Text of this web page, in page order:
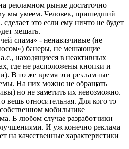
рынке достаточно
мы умеем. Человек, пришедший
сделает это если ему ничто не будет
мешать.
спама» - ненавязчивые (не
банеры, не мешающие
находящиеся в неактивных
где не расположены кнопки и
В то же время эти рекламные
На них можно не обращать
но не заметить их невозможно.
вещь относительная. Для кого то
мобильнике
В любом случае разработчики
И уж конечно реклама
на качественные характеристики